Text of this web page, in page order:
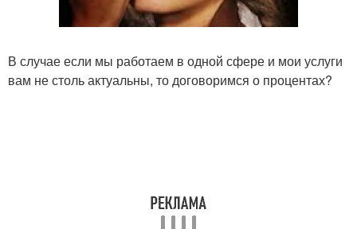
В случае если мы работаем в одной сфере и мои услуги
вам не столь актуальны, то договоримся о процентах?